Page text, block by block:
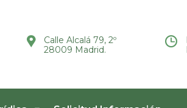
Calle Alcalá 79, 2º
28009 Madrid.